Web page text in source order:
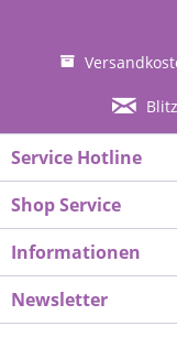
Service Hotline
Shop Service
Informationen
Newsletter